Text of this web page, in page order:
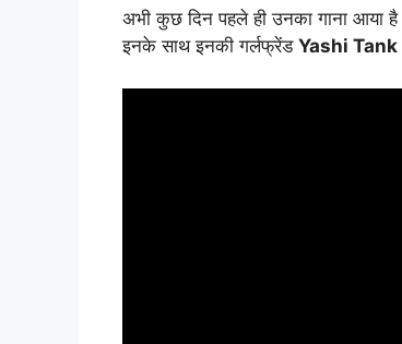
अभी कुछ दिन पहले ही उनका गाना आया है
इनके साथ इनकी गर्लफ्रेंड Yashi Tank